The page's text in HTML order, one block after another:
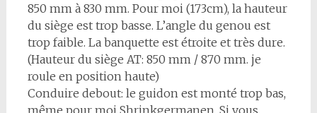
850 mm à 830 mm. Pour moi (173cm), la hauteur
du siège est trop basse. L’angle du genou est
trop faible. La banquette est étroite et très dure.
(Hauteur du siège AT: 850 mm / 870 mm. je
roule en position haute)
Conduire debout: le guidon est monté trop bas,